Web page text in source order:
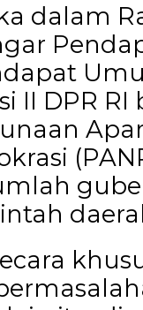
dalam
II DPR RI